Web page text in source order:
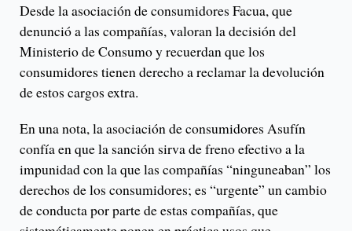
Desde la asociación de consumidores Facua, que
denunció a las compañías, valoran la decisión del
Ministerio de Consumo y recuerdan que los
consumidores tienen derecho a reclamar la devolución
de estos cargos extra.
En una nota, la asociación de consumidores Asufín
confía en que la sanción sirva de freno efectivo a la
impunidad con la que las compañías “ninguneaban” los
derechos de los consumidores; es “urgente” un cambio
de conducta por parte de estas compañías, que